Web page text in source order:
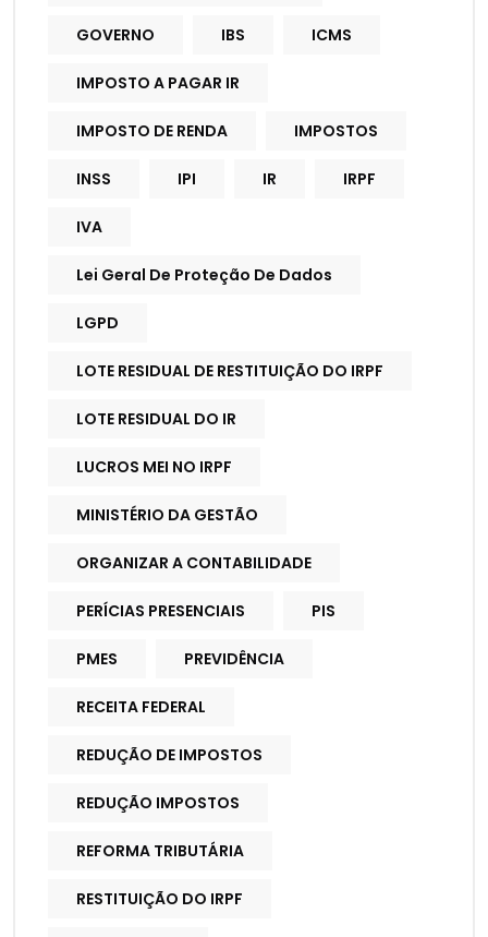
GOVERNO IBS ICMS
IMPOSTO A PAGAR IR
IMPOSTO DE RENDA IMPOSTOS
INSS IPI IR IRPF
IVA
Lei Geral De Proteção De Dados
LGPD
LOTE RESIDUAL DE RESTITUIÇÃO DO IRPF
LOTE RESIDUAL DO IR
LUCROS MEI NO IRPF
MINISTÉRIO DA GESTÃO
ORGANIZAR A CONTABILIDADE
PERÍCIAS PRESENCIAIS PIS
PMES PREVIDÊNCIA
RECEITA FEDERAL
REDUÇÃO DE IMPOSTOS
REDUÇÃO IMPOSTOS
REFORMA TRIBUTÁRIA
RESTITUIÇÃO DO IRPF